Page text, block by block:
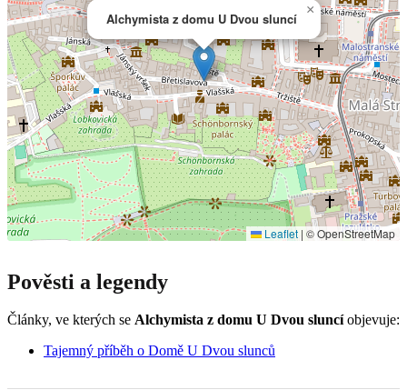
Alchymista z domu U Dvou sluncí
×
Leaflet | © OpenStreetMap
Pověsti a legendy
Články, ve kterých se Alchymista z domu U Dvou sluncíobjevuje:
Tajemný příběh o Domě U Dvou slunců